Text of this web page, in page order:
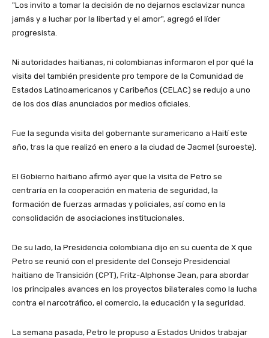
"Los invito a tomar la decisión de no dejarnos esclavizar nunca
jamás y a luchar por la libertad y el amor", agregó el líder
progresista.
Ni autoridades haitianas, ni colombianas informaron el por qué la
visita del también presidente pro tempore de la Comunidad de
Estados Latinoamericanos y Caribeños (CELAC) se redujo a uno
de los dos días anunciados por medios oficiales.
Fue la segunda visita del gobernante suramericano a Haití este
año, tras la que realizó en enero a la ciudad de Jacmel (suroeste).
El Gobierno haitiano afirmó ayer que la visita de Petro se
centraría en la cooperación en materia de seguridad, la
formación de fuerzas armadas y policiales, así como en la
consolidación de asociaciones institucionales.
De su lado, la Presidencia colombiana dijo en su cuenta de X que
Petro se reunió con el presidente del Consejo Presidencial
haitiano de Transición (CPT), Fritz-Alphonse Jean, para abordar
los principales avances en los proyectos bilaterales como la lucha
contra el narcotráfico, el comercio, la educación y la seguridad.
La semana pasada, Petro le propuso a Estados Unidos trabajar